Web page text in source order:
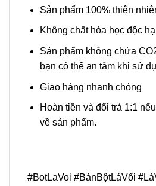
Sản phẩm 100% thiên
Không chất hóa học độc
Sản phẩm không chứa
bạn có thể an tâm khi sử
Giao hàng nhanh chóng
Hoàn tiền và đổi trả 1:1
về sản phẩm.
#BotLaVoi #BánBộtLáVối